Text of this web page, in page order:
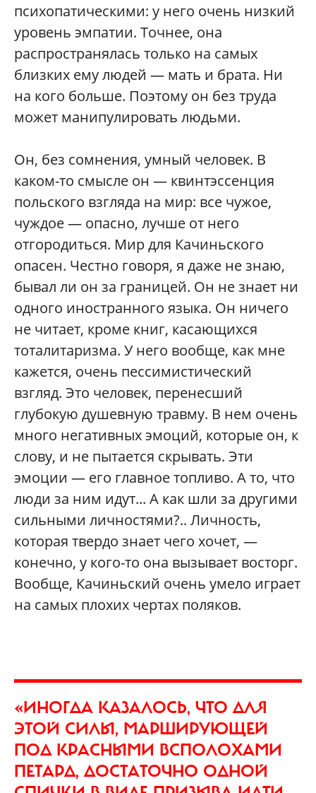
психопатическими: у него очень низкий
уровень эмпатии. Точнее, она
распространялась только на самых
близких ему людей — мать и брата. Ни
на кого больше. Поэтому он без труда
может манипулировать людьми.
Он, без сомнения, умный человек. В
каком-то смысле он — квинтэссенция
польского взгляда на мир: все чужое,
чуждое — опасно, лучше от него
отгородиться. Мир для Качиньского
опасен. Честно говоря, я даже не знаю,
бывал ли он за границей. Он не знает ни
одного иностранного языка. Он ничего
не читает, кроме книг, касающихся
тоталитаризма. У него вообще, как мне
кажется, очень пессимистический
взгляд. Это человек, перенесший
глубокую душевную травму. В нем очень
много негативных эмоций, которые он, к
слову, и не пытается скрывать. Эти
эмоции — его главное топливо. А то, что
люди за ним идут... А как шли за другими
сильными личностями?.. Личность,
которая твердо знает чего хочет, —
конечно, у кого-то она вызывает восторг.
Вообще, Качиньский очень умело играет
на самых плохих чертах поляков.
«ИНОГДА КАЗАЛОСЬ, ЧТО ДЛЯ
ЭТОЙ СИЛЫ, МАРШИРУЮЩЕЙ
ПОД КРАСНЫМИ ВСПОЛОХАМИ
ПЕТАРД, ДОСТАТОЧНО ОДНОЙ